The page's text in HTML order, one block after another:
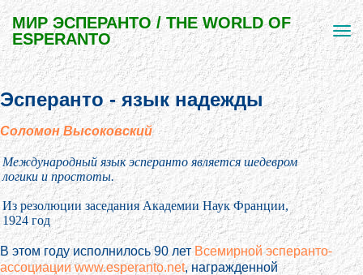
МИР ЭСПЕРАНТО / THE WORLD OF
ESPERANTO
Эсперанто - язык надежды
Соломон Высоковский
Международный язык эсперанто является шедевром
логики и простоты.
Из резолюции заседания Академии Наук Франции,
1924 год
В этом году исполнилось 90 лет Всемирной эсперанто-
ассоциации www.esperanto.net, награжденной